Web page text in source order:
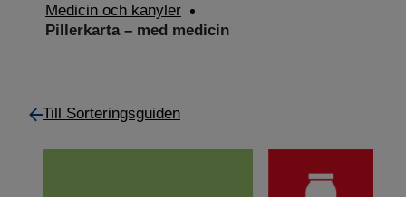
Medicin och kanyler
Pillerkarta – med medicin
Till Sorteringsguiden